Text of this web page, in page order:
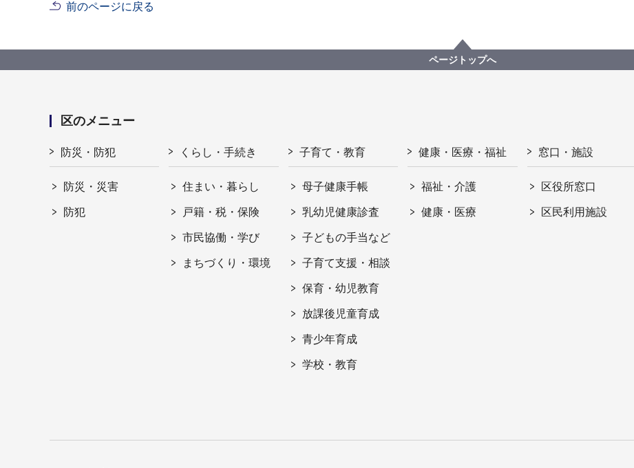
前のページに戻る
ページトップへ
区のメニュー
防災・防犯
防災・災害
防犯
くらし・手続き
住まい・暮らし
戸籍・税・保険
市民協働・学び
まちづくり・環境
子育て・教育
母子健康手帳
乳幼児健康診査
子どもの手当など
子育て支援・相談
保育・幼児教育
放課後児童育成
青少年育成
学校・教育
健康・医療・福祉
福祉・介護
健康・医療
窓口・施設
区役所窓口
区民利用施設